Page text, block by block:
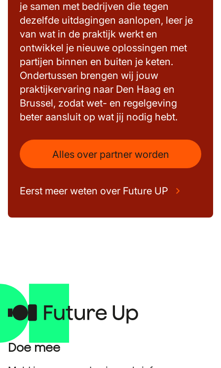
je samen met bedrijven die tegen
dezelfde uitdagingen aanlopen, leer je
van wat in de praktijk werkt en
ontwikkel je nieuwe oplossingen met
partijen binnen en buiten je keten.
Ondertussen brengen wij jouw
praktijkervaring naar Den Haag en
Brussel, zodat wet- en regelgeving
beter aansluit op wat jij nodig hebt.
Alles over partner worden
Eerst meer weten over Future UP
Doe mee